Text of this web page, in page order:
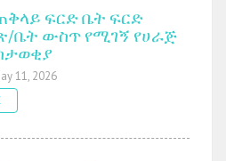
ፍርድ ቤት ፍርድ
ቤት ውስጥ የሚገኝ የሀራጅ
11, 2026